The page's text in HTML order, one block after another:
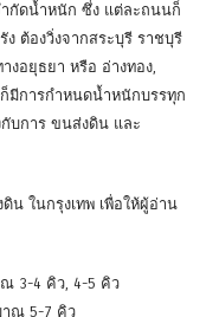
ำกัดน้ำหนัก ซึ่ง แต่ละถนนก็
ต้องวิ่งจากสระบุรี ราชบุรี
งอยุธยา หรือ อ่างทอง,
มีการกำหนดน้ำหนักบรรทุก
บการ ขนส่งดิน และ
น ในกรุงเทพ เพื่อให้ผู้อ่าน
3-4 คิว, 4-5 คิว
าณ 5-7 คิว